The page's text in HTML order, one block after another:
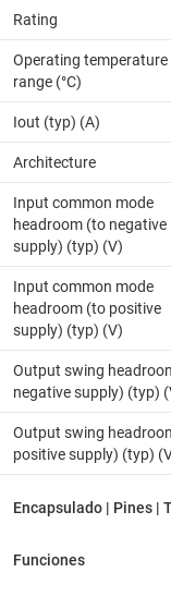
Rating
Operating temperature
range (°C)
Iout (typ) (A)
Architecture
Input common mode
headroom (to negative
supply) (typ) (V)
Input common mode
headroom (to positive
supply) (typ) (V)
Output swing
negative supply) (typ)
Output swing
positive supply) (typ)